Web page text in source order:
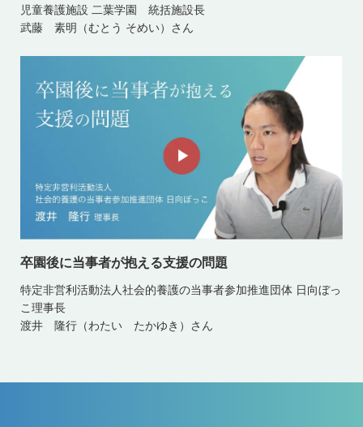
児童養護施設 二葉学園 統括施設長
武藤 素明（むとう そめい）さん
卒園後に当事者が抱える支援の問題
特定非営利活動法人社会的養護の当事者参加推進団体 日向ぼっ
こ理事長
渡井 隆行（わたい たかゆき）さん